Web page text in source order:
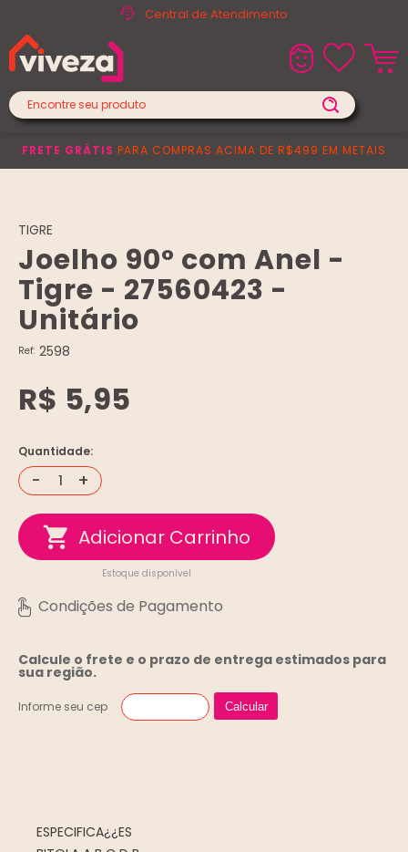
Central de Atendimento
FRETE GRÁTIS PARA COMPRAS ACIMA DE R$499 EM METAIS
TIGRE
Joelho 90° com Anel -
Tigre - 27560423 -
Unitário
Ref: 2598
R$ 5,95
Quantidade:
- +
Estoque disponível
Calcule o frete e o prazo de entrega estimados para
sua região.
Informe seu cep Calcular
ESPECIFICA¿¿ES